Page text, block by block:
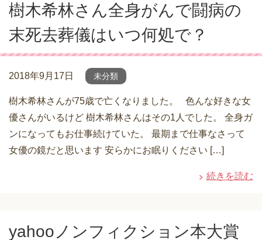
樹木希林さん全身がんで闘病の
末死去葬儀はいつ何処で？
2018年9月17日 未分類
樹木希林さんが75歳で亡くなりました。 色んな好きな女
優さんがいるけど 樹木希林さんはその1人でした。 全身ガ
ンになってもお仕事続けていた。 最期まで仕事なさって
女優の鏡だと思います 安らかにお眠りください […]
続きを読む
yahooノンフィクション本大賞